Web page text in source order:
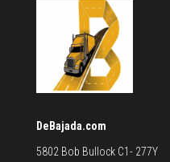
DeBajada.com
5802 Bob Bullock C1- 277Y